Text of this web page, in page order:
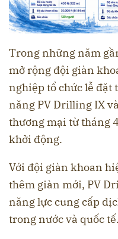
Trong những năm
mở rộng đội giàn
nghiệp tổ chức lễ đặt
năng PV Drilling IX
thương mại từ tháng
khởi động.
Với đội giàn khoan
thêm giàn mới, PV
năng lực cung cấp
trong nước và quốc tế.